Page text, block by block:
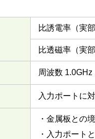
比誘電率（実部
比透磁率（実部
周波数
入力ポートに
・金属板との
・入力ポート